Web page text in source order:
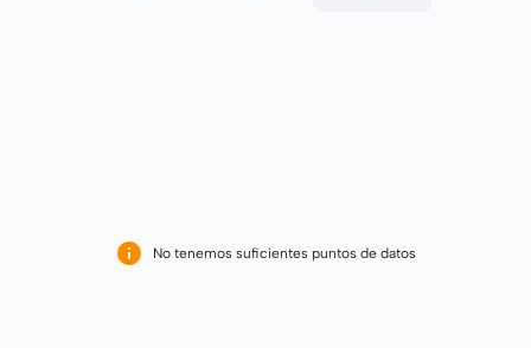
No tenemos suficientes puntos de datos